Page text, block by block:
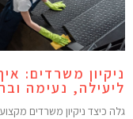
משרדים:
נעימה
כיצד ניקיון משרדים